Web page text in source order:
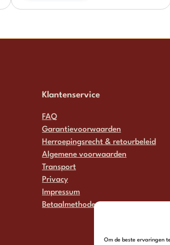
Om de beste ervaringen
Klantenservice
FAQ
Garantievoorwaarden
Herroepingsrecht & retourbeleid
Algemene voorwaarden
Transport
Privacy
Impressum
Betaalmethodes